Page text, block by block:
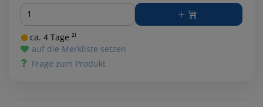
Menge
ca. 4 Tage ²⁾
auf die Merkliste setzen
Frage zum Produkt